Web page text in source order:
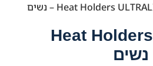
חולצה תרמית Heat Holders